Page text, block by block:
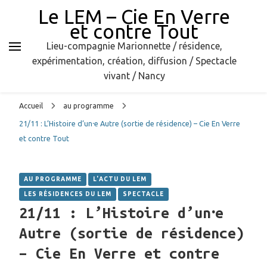
Le LEM – Cie En Verre
et contre Tout
Lieu-compagnie Marionnette / résidence,
expérimentation, création, diffusion / Spectacle
vivant / Nancy
Accueil au programme
21/11 : L’Histoire d’un⸱e Autre (sortie de résidence) – Cie En Verre
et contre Tout
AU PROGRAMME L'ACTU DU LEM
LES RÉSIDENCES DU LEM SPECTACLE
21/11 : L’Histoire d’un⸱e
Autre (sortie de résidence)
– Cie En Verre et contre